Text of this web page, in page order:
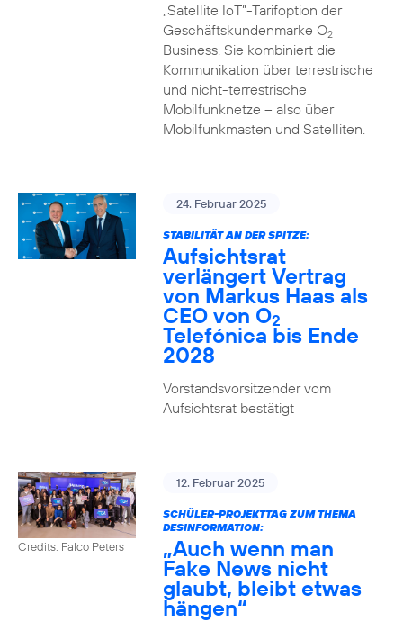
„Satellite IoT”-Tarifoption der
Geschäftskundenmarke O2
Business. Sie kombiniert die
Kommunikation über terrestrische
und nicht-terrestrische
Mobilfunknetze – also über
Mobilfunkmasten und Satelliten.
24. Februar 2025
STABILITÄT AN DER SPITZE:
Aufsichtsrat
verlängert Vertrag
von Markus Haas als
CEO von O2
Telefónica bis Ende
2028
Vorstandsvorsitzender vom
Aufsichtsrat bestätigt
Credits: Falco Peters
12. Februar 2025
SCHÜLER-PROJEKTTAG ZUM THEMA
DESINFORMATION:
„Auch wenn man
Fake News nicht
glaubt, bleibt etwas
hängen“